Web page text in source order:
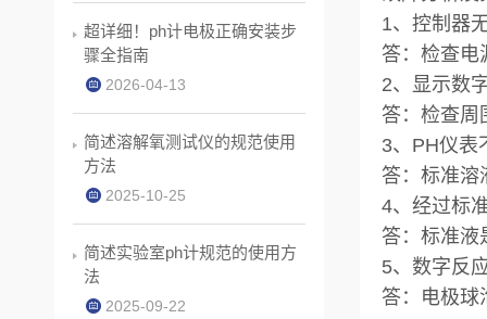
1、控制器
答：检查电
2、显示数
答：检查周
3、PH仪表
答：标准溶
4、经过标
答：标准液
5、数字反
答：电极球
超详细！ph计电极正确安装步
骤全指南
2026-04-13
简述溶解氧测试仪的规范使用
方法
2025-10-25
简述实验室ph计规范的使用方
法
2025-09-22